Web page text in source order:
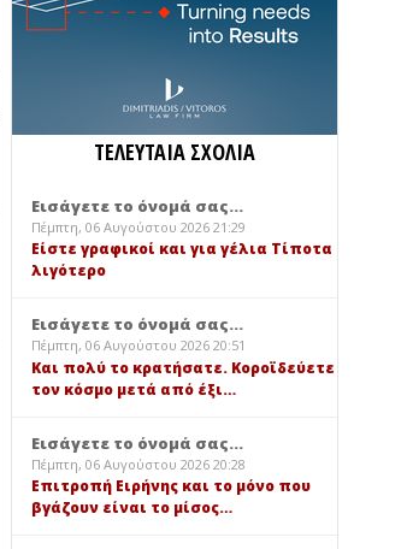
ΤΕΛΕΥΤΑΙΑ ΣΧΟΛΙΑ
Εισάγετε το όνομά σας...
Πέμπτη, 06 Αυγούστου 2026 21:29
Είστε γραφικοί και για γέλια Τίποτα
λιγότερο
Εισάγετε το όνομά σας...
Πέμπτη, 06 Αυγούστου 2026 20:51
Και πολύ το κρατήσατε. Κοροϊδεύετε
τον κόσμο μετά από έξι…
Εισάγετε το όνομά σας...
Πέμπτη, 06 Αυγούστου 2026 20:28
Επιτροπή Ειρήνης και το μόνο που
βγάζουν είναι το μίσος…